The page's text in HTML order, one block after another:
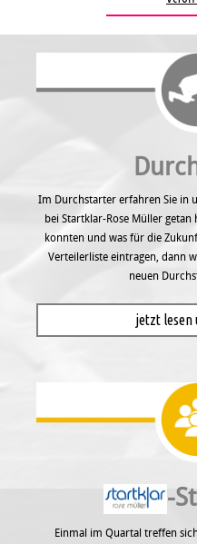
Im Durchstarter erfahren Sie in
bei Startklar-Rose Müller
konnten und was für die
Verteilerliste eintragen, dann
neuen
jetzt lesen
-
Einmal im Quartal treffen